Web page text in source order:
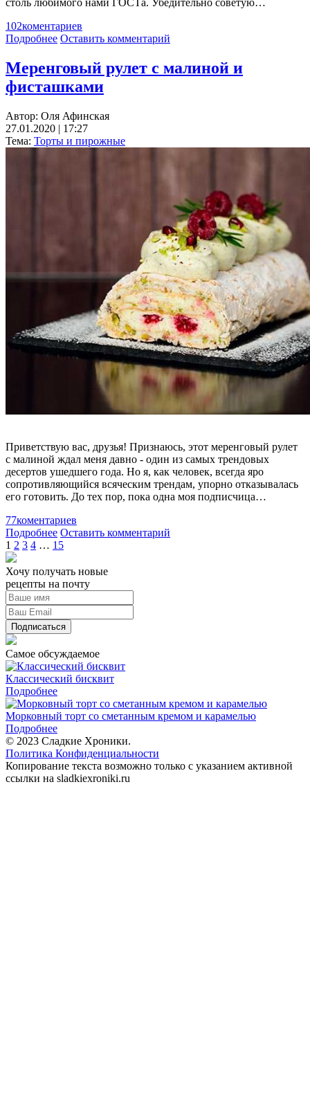
столь любимого нами ГОСТа. Убедительно советую…
102коментариев
Подробнее Оставить комментарий
Меренговый рулет с малиной и
фисташками
Автор: Оля Афинская
27.01.2020 | 17:27
Тема: Торты и пирожные
Приветствую вас, друзья! Признаюсь, этот меренговый рулет
с малиной ждал меня давно - один из самых трендовых
десертов ушедшего года. Но я, как человек, всегда яро
сопротивляющийся всяческим трендам, упорно отказывалась
его готовить. До тех пор, пока одна моя подписчица…
77коментариев
Подробнее Оставить комментарий
1 2 3 4 … 15
Хочу получать новые
рецепты на почту
Подписаться
Самое обсуждаемое
Классический бисквит
Подробнее
Морковный торт со сметанным кремом и карамелью
Подробнее
© 2023 Сладкие Хроники.
Политика Конфиденциальности
Копирование текста возможно только с указанием активной
ссылки на sladkiexroniki.ru